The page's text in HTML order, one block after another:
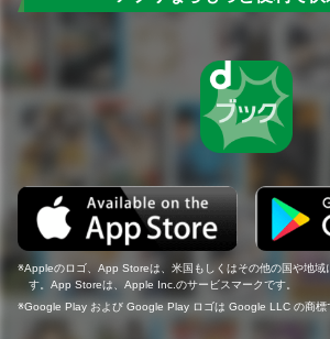
Appleのロゴ、App Storeは、米国もしくはその他の国や地
す。App Storeは、Apple Inc.のサービスマークです。
Google Play および Google Play ロゴは Google LLC の商標